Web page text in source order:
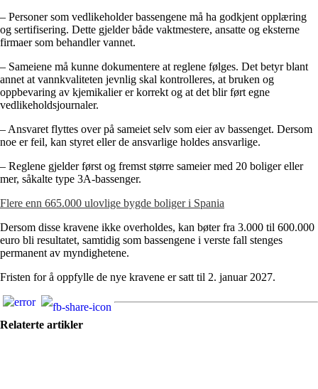
– Personer som vedlikeholder bassengene må ha godkjent opplæring
og sertifisering. Dette gjelder både vaktmestere, ansatte og eksterne
firmaer som behandler vannet.
– Sameiene må kunne dokumentere at reglene følges. Det betyr blant
annet at vannkvaliteten jevnlig skal kontrolleres, at bruken og
oppbevaring av kjemikalier er korrekt og at det blir ført egne
vedlikeholdsjournaler.
– Ansvaret flyttes over på sameiet selv som eier av bassenget. Dersom
noe er feil, kan styret eller de ansvarlige holdes ansvarlige.
– Reglene gjelder først og fremst større sameier med 20 boliger eller
mer, såkalte type 3A-bassenger.
Flere enn 665.000 ulovlige bygde boliger i Spania
Dersom disse kravene ikke overholdes, kan bøter fra 3.000 til 600.000
euro bli resultatet, samtidig som bassengene i verste fall stenges
permanent av myndighetene.
Fristen for å oppfylle de nye kravene er satt til 2. januar 2027.
Relaterte artikler